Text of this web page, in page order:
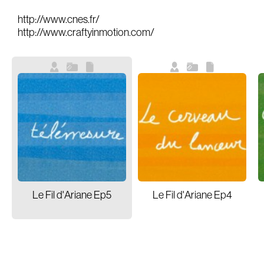
Audiovisual
Post-Producing
Voix Off
Audio Book
Film
Actors
Branding
Music Supervising
http://www.cnes.fr/
http://www.craftyinmotion.com/
Le Fil d'Ariane Ep5 Le Fil d'Ariane Ep4